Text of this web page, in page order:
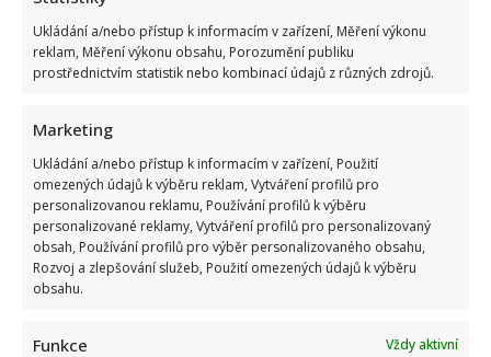
Ukládání a/nebo přístup k informacím v zařízení, Měření výkonu
reklam, Měření výkonu obsahu, Porozumění publiku
prostřednictvím statistik nebo kombinací údajů z různých zdrojů.
Marketing
Ukládání a/nebo přístup k informacím v zařízení, Použití
omezených údajů k výběru reklam, Vytváření profilů pro
personalizovanou reklamu, Používání profilů k výběru
personalizované reklamy, Vytváření profilů pro personalizovaný
obsah, Používání profilů pro výběr personalizovaného obsahu,
Rozvoj a zlepšování služeb, Použití omezených údajů k výběru
obsahu.
Funkce
Vždy aktivní